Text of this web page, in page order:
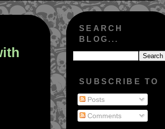
SEARCH
BLOG...
SUBSCRIBE TO
Posts
Comments